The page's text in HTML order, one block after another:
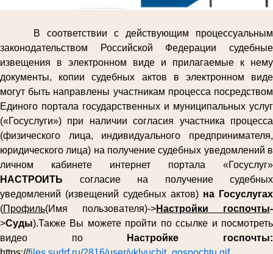
В соответствии с действующим процессуальным
законодательством Российской Федерации судебные
извещения в электронном виде и прилагаемые к нему
документы, копии судебных актов в электронном виде
могут быть направлены участникам процесса посредством
Единого портала государственных и муниципальных услуг
(«Госуслуги») при наличии согласия участника процесса
(физического лица, индивидуального предпринимателя,
юридического лица) на получение судебных уведомлений в
личном кабинете интернет портала «Госуслуг»
НАСТРОИТЬ согласие на получение судебных
уведомлений (извещений судебных актов) на Госуслугах
(Профиль(Имя пользователя)->Настройки госпочты-
>Суды).Также Вы можете пройти по ссылке и посмотреть
видео по
Настройке госпочты: